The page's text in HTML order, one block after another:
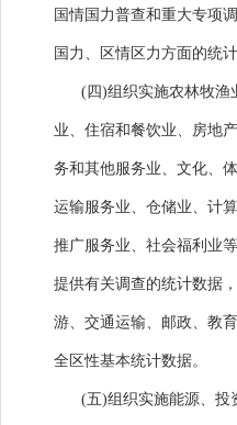
国情国力普查和重大专项
国力、区情区力方面的统计
(四)组织实施农林牧渔
业、住宿和餐饮业、房地
务和其他服务业、文化、
运输服务业、仓储业、计
推广服务业、社会福利业
提供有关调查的统计数据
游、交通运输、邮政、教
全区性基本统计数据。
(五)组织实施能源、投